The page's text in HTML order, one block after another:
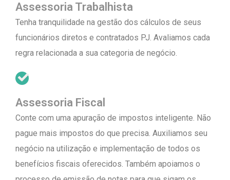
Assessoria Trabalhista
Tenha tranquilidade na gestão dos cálculos de seus
funcionários diretos e contratados PJ. Avaliamos cada
regra relacionada a sua categoria de negócio.
Assessoria Fiscal
Conte com uma apuração de impostos inteligente. Não
pague mais impostos do que precisa. Auxiliamos seu
negócio na utilização e implementação de todos os
benefícios fiscais oferecidos. Também apoiamos o